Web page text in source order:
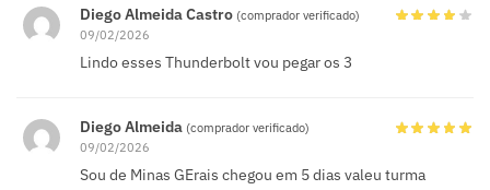
Diego Almeida Castro (comprador verificado)
09/02/2026
Lindo esses Thunderbolt vou pegar os 3
Diego Almeida (comprador verificado)
09/02/2026
Sou de Minas GErais chegou em 5 dias valeu turma